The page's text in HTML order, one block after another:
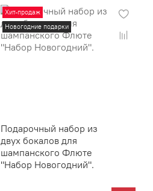
Хит-продаж
Новогодние подарки
Подарочный набор из
двух бокалов для
шампанского Флюте
"Набор Новогодний".